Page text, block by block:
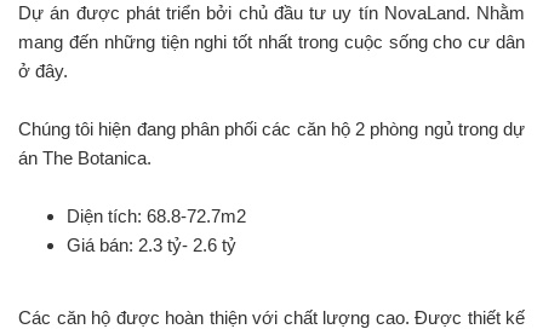
Dự án được phát triển bởi chủ đầu tư uy tín NovaLand. Nhằm
mang đến những tiện nghi tốt nhất trong cuộc sống cho cư dân
ở đây.
Chúng tôi hiện đang phân phối các căn hộ 2 phòng ngủ trong dự
án The Botanica.
Diện tích: 68.8-72.7m2
Giá bán: 2.3 tỷ- 2.6 tỷ
Các căn hộ được hoàn thiện với chất lượng cao. Được thiết kế